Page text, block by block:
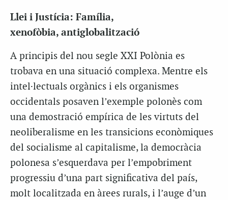
Llei i Justícia: Família,
xenofòbia, antiglobalització
A principis del nou segle XXI Polònia es
trobava en una situació complexa. Mentre els
intel·lectuals orgànics i els organismes
occidentals posaven l’exemple polonès com
una demostració empírica de les virtuts del
neoliberalisme en les transicions econòmiques
del socialisme al capitalisme, la democràcia
polonesa s’esquerdava per l’empobriment
progressiu d’una part significativa del país,
molt localitzada en àrees rurals, i l’auge d’un